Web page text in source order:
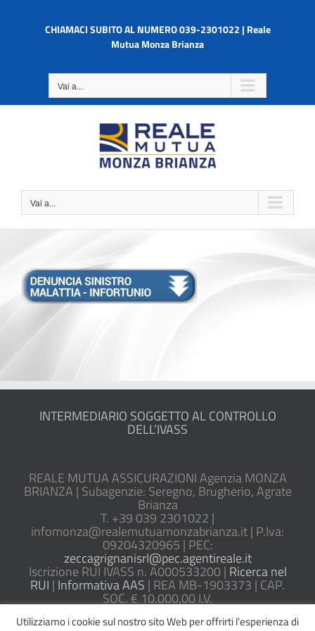
contenutoCHIAMACI SUBITO AL NUMERO 039-2301022 | Reale
Mutua Monza Brianza
Vai a...
Vai a...
INTERMEDIARIO SOGGETTO AL CONTROLLO
DELL’IVASS
REALE MUTUA ASSICURAZIONI Agenzia MONZA
BRIANZA | Subagenzie: Seregno, Brugherio, Agrate
Brianza
T. +39 039 2301022 |
infomonza@realemutuamonzabrianza.it | P.Iva:
09204320965 | PEC:
zeccagrignanisrl@pec.agentireale.it
Iscrizione RUI IVASS n. A000533200 | Ricerca nel
RUI | Informativa AAS | REA MB-1903373 | CAP.
SOC. € 10.000,00 I.V.
Utilizziamo i cookie sul nostro sito Web per offrirti l'esperienza di